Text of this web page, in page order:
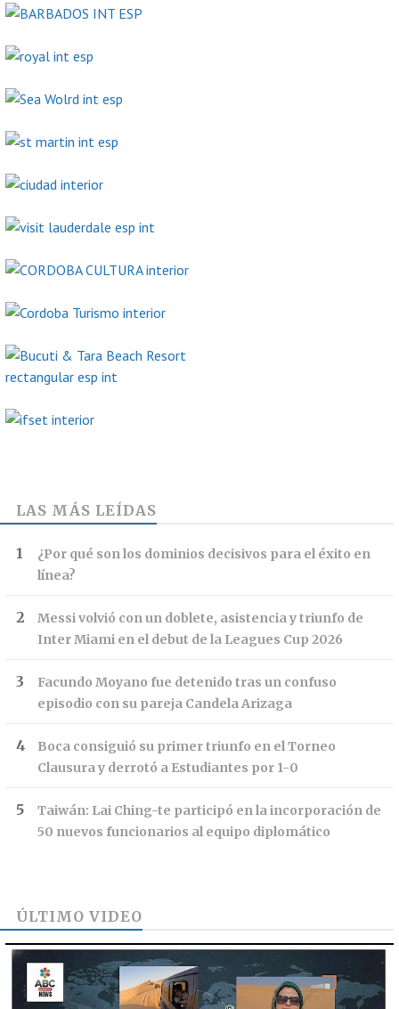
LAS MÁS LEÍDAS
¿Por qué son los dominios decisivos para el éxito en
línea?
Messi volvió con un doblete, asistencia y triunfo de
Inter Miami en el debut de la Leagues Cup 2026
Facundo Moyano fue detenido tras un confuso
episodio con su pareja Candela Arizaga
Boca consiguió su primer triunfo en el Torneo
Clausura y derrotó a Estudiantes por 1-0
Taiwán: Lai Ching-te participó en la incorporación de
50 nuevos funcionarios al equipo diplomático
ÚLTIMO VIDEO